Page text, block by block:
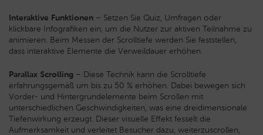
Interaktive Funktionen – Setzen Sie Quiz, Umfragen oder
klickbare Infografiken ein, um die Nutzer zur aktiven Teilnahme zu
animieren. Beim Messen der Scrolltiefe werden Sie feststellen,
dass interaktive Elemente die Verweildauer erhöhen.
Parallax Scrolling – Diese Technik kann die Scrolltiefe
erfahrungsgemäß um bis zu 50 % erhöhen. Dabei bewegen sich
Vorder- und Hintergrundelemente beim Scrollen mit
unterschiedlichen Geschwindigkeiten, was eine dreidimensionale
Tiefenwirkung erzeugt. Dieser visuelle Effekt fesselt die
Aufmerksamkeit und verleitet Besucher dazu, weiterzuscrollen,